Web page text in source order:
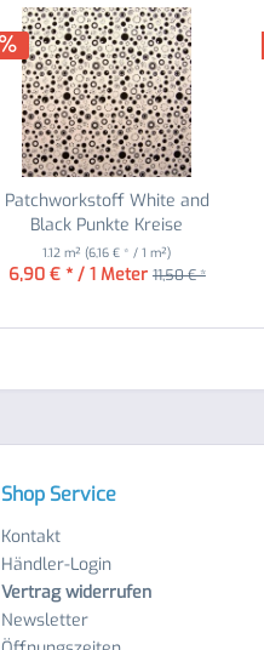
Patchworkstoff White and
Black Punkte Kreise
1.12 m²(6,16 € * / 1 m²)
6,90 € * / 1 Meter 11,50 € *
Shop Service
Kontakt
Händler-Login
Vertrag widerrufen
Newsletter